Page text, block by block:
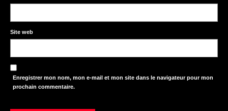
Site web
Enregistrer mon nom, mon e-mail et mon site dans le navigateur pour mon
prochain commentaire.